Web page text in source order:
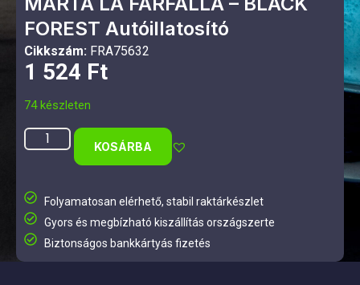
FOREST Autóillatosító
Cikkszám: FRA75632
1 524 Ft
74 készleten
KOSÁRBA
Folyamatosan elérhető, stabil raktárkészlet
Gyors és megbízható kiszállítás országszerte
Biztonságos bankkártyás fizetés